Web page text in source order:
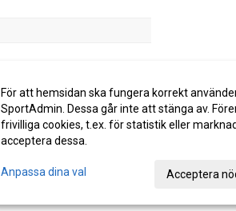
För att hemsidan ska fungera korrekt
SportAdmin. Dessa går inte att stänga av.
frivilliga cookies, t.ex. för statistik eller
acceptera dessa.
Anpassa dina val Acceptera